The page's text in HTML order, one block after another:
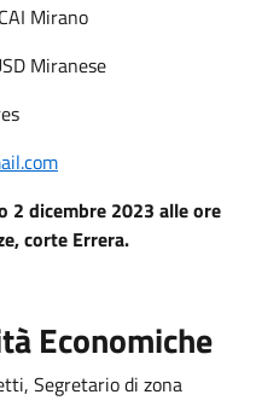
Mirano
Miranese
2 dicembre 2023 alle ore
corte Errera.
Economiche
Segretario di zona